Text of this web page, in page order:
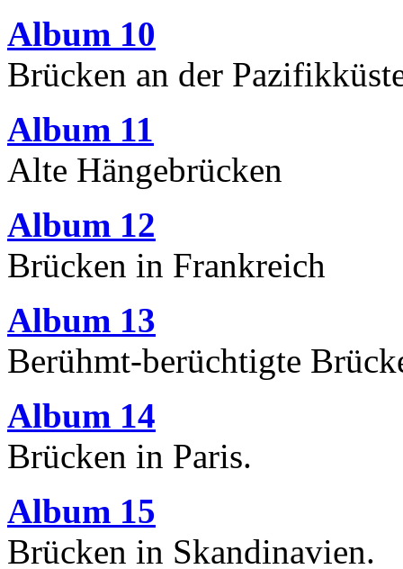
Album 10
Brücken an der
Album 11
Alte Hängebrücken
Album 12
Brücken in Frankreich
Album 13
Berühmt-berüchtigte
Album 14
Brücken in Paris.
Album 15
Brücken in Skandinavien.